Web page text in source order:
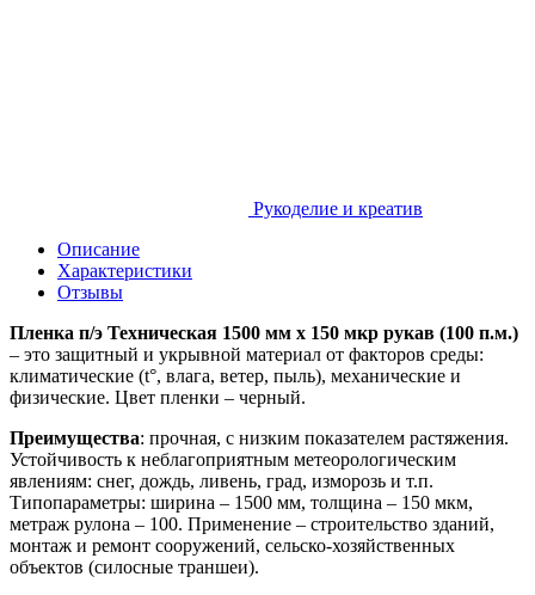
Рукоделие и креатив
Описание
Характеристики
Отзывы
Пленка п/э Техническая 1500 мм x 150 мкр рукав (100 п.м.)
– это защитный и укрывной материал от факторов среды:
климатические (t°, влага, ветер, пыль), механические и
физические. Цвет пленки – черный.
Преимущества: прочная, с низким показателем растяжения.
Устойчивость к неблагоприятным метеорологическим
явлениям: снег, дождь, ливень, град, изморозь и т.п.
Типопараметры: ширина – 1500 мм, толщина – 150 мкм,
метраж рулона – 100. Применение – строительство зданий,
монтаж и ремонт сооружений, сельско-хозяйственных
объектов (силосные траншеи).